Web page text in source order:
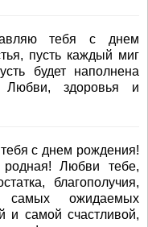
тебя с днем
пусть каждый миг
будет наполнена
здоровья и
с днем рождения!
Любви тебе,
благополучия,
самых ожидаемых
и самой счастливой,